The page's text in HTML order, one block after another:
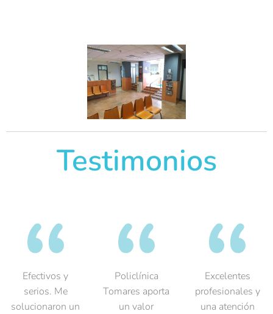
Testimonios
Efectivos y
serios. Me
solucionaron un
Policlínica
Tomares aporta
un valor
Excelentes
profesionales y
una atención